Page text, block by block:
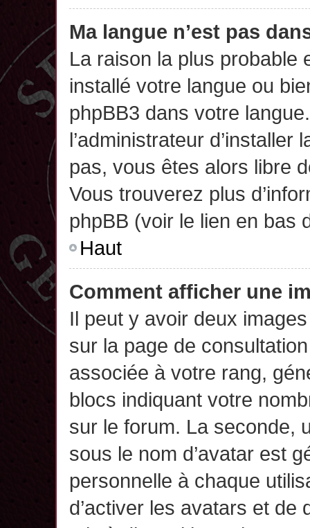
Ma langue n’est pas
La raison la plus probable
installé votre langue ou
phpBB3 dans votre
l’administrateur d’installer
pas, vous êtes alors libre
Vous trouverez plus
phpBB (voir le lien en bas
Haut
Comment afficher une
Il peut y avoir deux
sur la page de
associée à votre rang,
blocs indiquant votre
sur le forum. La seconde,
sous le nom d’avatar est
personnelle à chaque
d’activer les avatars et de